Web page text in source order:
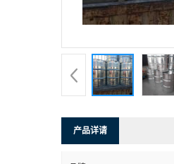
产品详请